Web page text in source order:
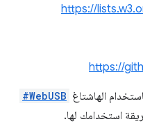
https://
https://
الهاشتاغ #WebUSB
استخدامك لها.